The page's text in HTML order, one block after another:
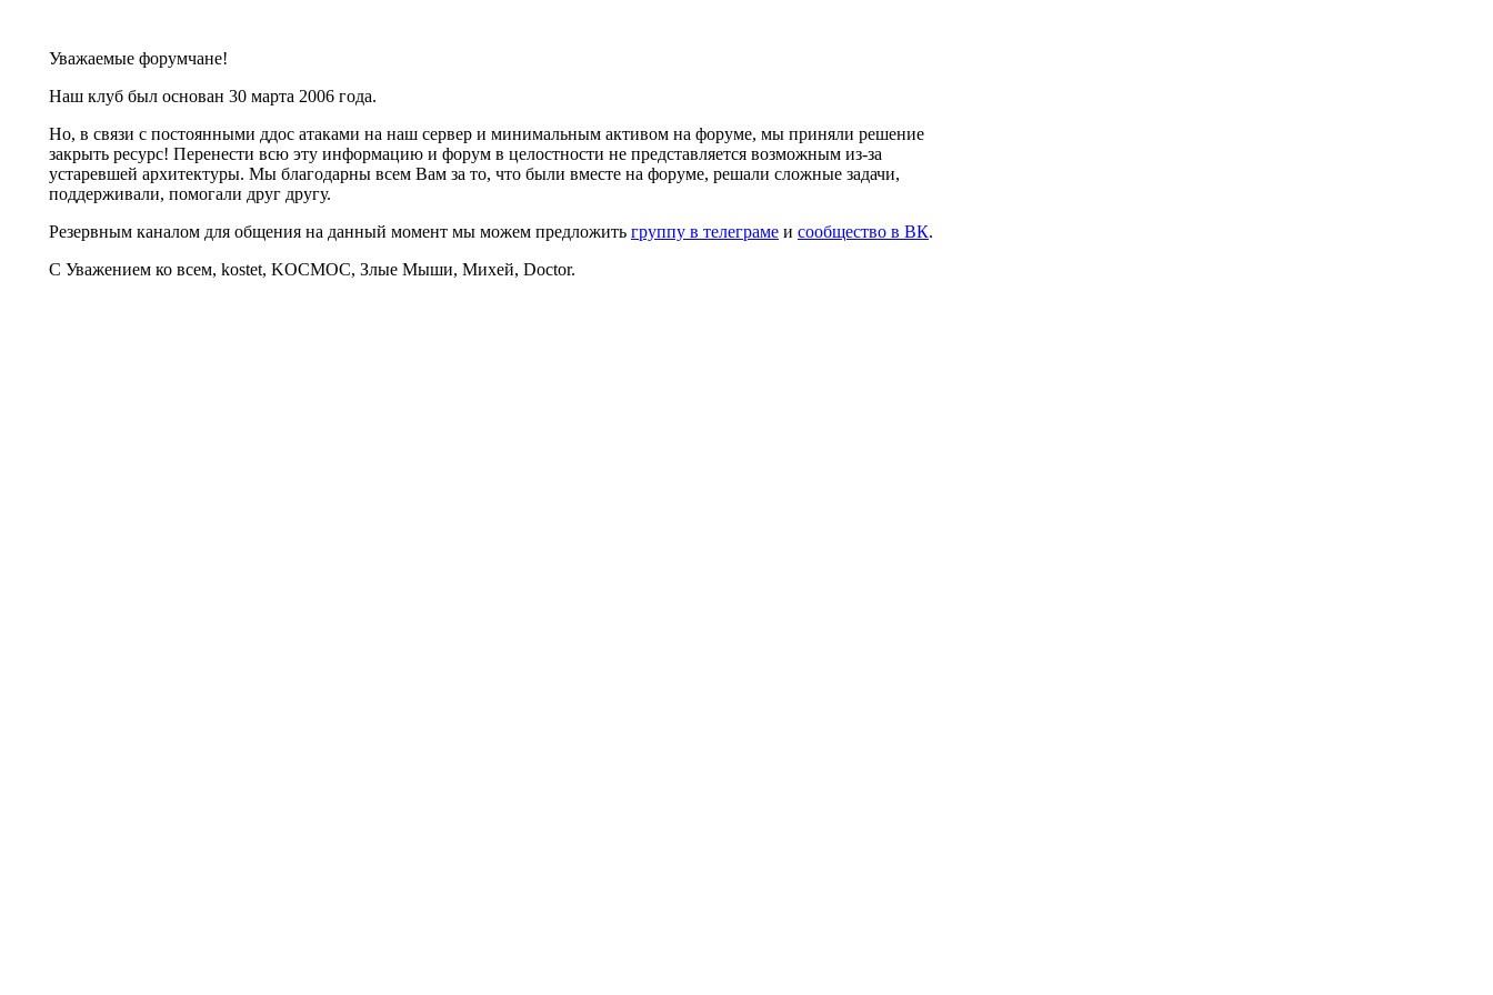
Уважаемые форумчане!
Наш клуб был основан 30 марта 2006 года.
Но, в связи с постоянными ддос атаками на наш сервер и минимальным активом на форуме, мы приняли решение
закрыть ресурс! Перенести всю эту информацию и форум в целостности не представляется возможным из-за
устаревшей архитектуры. Мы благодарны всем Вам за то, что были вместе на форуме, решали сложные задачи,
поддерживали, помогали друг другу.
Резервным каналом для общения на данный момент мы можем предложить группу в телеграме и сообщество в ВК.
С Уважением ко всем, kostet, KOCMOC, Злые Мыши, Михей, Doctor.